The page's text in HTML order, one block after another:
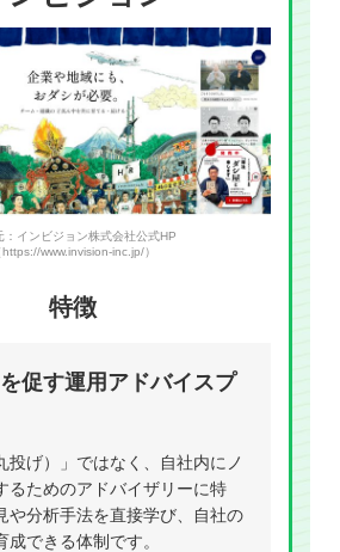
：インビジョン株式会社公式HP
https://www.invision-inc.jp/）
特徴
を促す運用アドバイスプ
投げ）」ではなく、自社内にノ
るためのアドバイザリーに特
や分析手法を直接学び、自社の
できる体制です。